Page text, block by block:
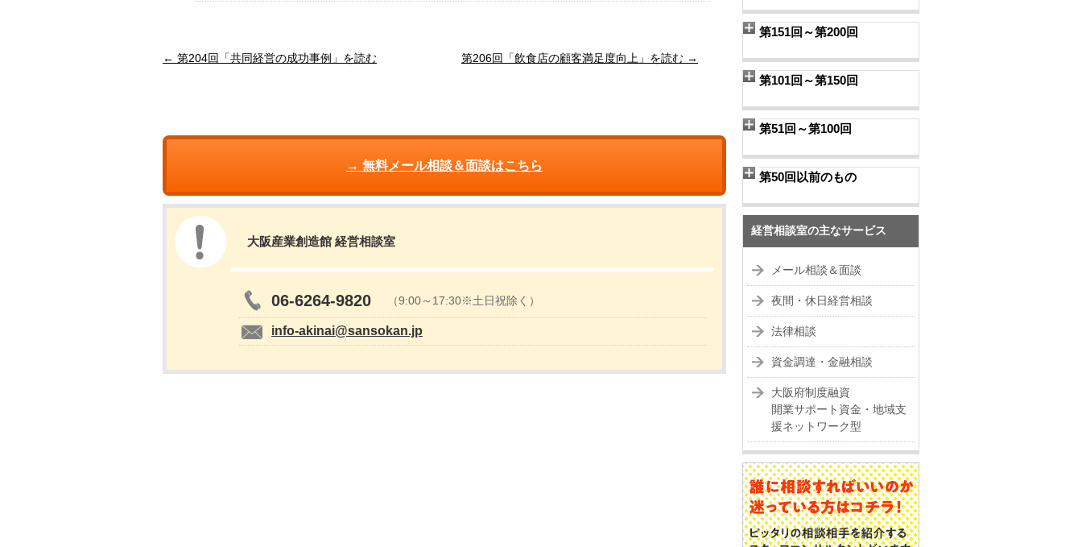
← 第204回「共同経営の成功事例」を読む 第206回「飲食店の顧客満足度向上」を読む →
→ 無料メール相談＆面談はこちら
大阪産業創造館 経営相談室
06-6264-9820 （9:00～17:30※土日祝除く）
info-akinai@sansokan.jp
第151回～第200回
第101回～第150回
第51回～第100回
第50回以前のもの
経営相談室の主なサービス
メール相談＆面談
夜間・休日経営相談
法律相談
資金調達・金融相談
大阪府制度融資
開業サポート資金・地域支
援ネットワーク型